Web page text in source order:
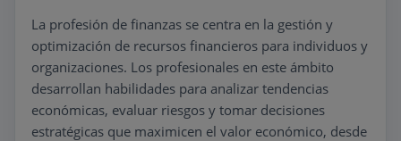
La profesión de finanzas se centra en la gestión y
optimización de recursos financieros para individuos y
organizaciones. Los profesionales en este ámbito
desarrollan habilidades para analizar tendencias
económicas, evaluar riesgos y tomar decisiones
estratégicas que maximicen el valor económico, desde